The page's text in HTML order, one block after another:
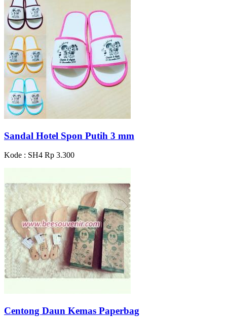
Sandal Hotel Spon Putih 3 mm
Kode : SH4 Rp 3.300
Centong Daun Kemas Paperbag